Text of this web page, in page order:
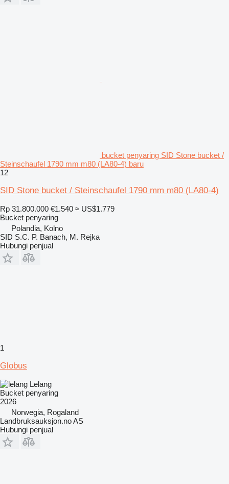
bucket penyaring SID Stone bucket /
Steinschaufel 1790 mm m80 (LA80-4) baru
12
SID Stone bucket / Steinschaufel 1790 mm m80 (LA80-4)
Rp 31.800.000 €1.540 ≈ US$1.779
Bucket penyaring
Polandia, Kolno
SID S.C. P. Banach, M. Rejka
Hubungi penjual
1
Globus
Lelang
Bucket penyaring
2026
Norwegia, Rogaland
Landbruksauksjon.no AS
Hubungi penjual